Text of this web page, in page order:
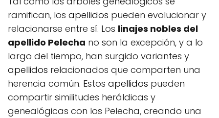
ramifican, los apellidos pueden evolucionar y
relacionarse entre sí. Los linajes nobles del
apellido Pelecha no son la excepción, y a lo
largo del tiempo, han surgido variantes y
apellidos relacionados que comparten una
herencia común. Estos apellidos pueden
compartir similitudes heráldicas y
genealógicas con los Pelecha, creando una